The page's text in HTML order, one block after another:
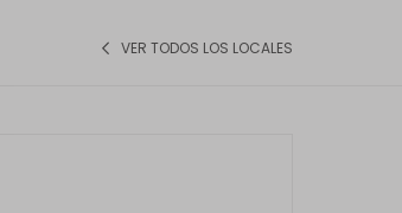
VER TODOS LOS LOCALES